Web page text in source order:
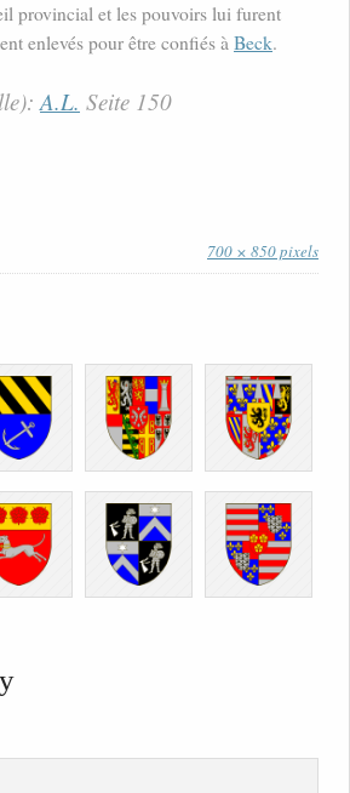
provincial et les pouvoirs lui furent
enlevés pour être confiés à Beck.
A.L. Seite 150
700 × 850 pixels